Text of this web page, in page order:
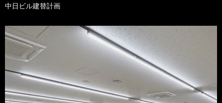
中日ビル建替計画